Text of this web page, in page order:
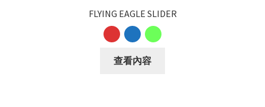
FLYING EAGLE SLIDER
查看內容